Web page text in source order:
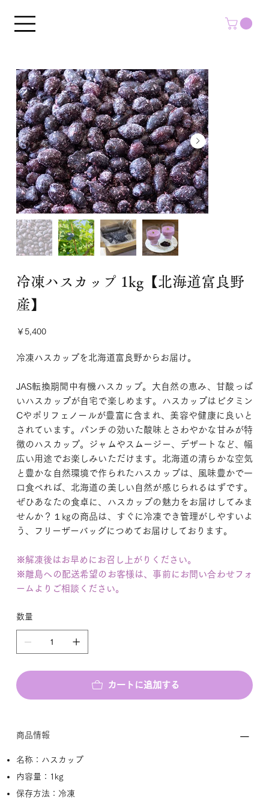
冷凍ハスカップ 1kg【北海道富良野
産】
格
￥5,400
冷凍ハスカップを北海道富良野からお届け。
JAS転換期間中有機ハスカップ。大自然の恵み、甘酸っぱ
いハスカップが自宅で楽しめます。ハスカップはビタミン
Cやポリフェノールが豊富に含まれ、美容や健康に良いと
されています。パンチの効いた酸味とさわやかな甘みが特
徴のハスカップ。ジャムやスムージー、デザートなど、幅
広い用途でお楽しみいただけます。北海道の清らかな空気
と豊かな自然環境で作られたハスカップは、風味豊かで一
口食べれば、北海道の美しい自然が感じられるはずです。
ぜひあなたの食卓に、ハスカップの魅力をお届けしてみま
せんか？１㎏の商品は、すぐに冷凍でき管理がしやすいよ
う、フリーザーバッグにつめてお届けしております。
※解凍後はお早めにお召し上がりください。
※離島への配送希望のお客様は、事前にお問い合わせフォ
ームよりご相談ください。
数量
カートに追加する
商品情報
名称：ハスカップ
内容量：1kg
保存方法：冷凍